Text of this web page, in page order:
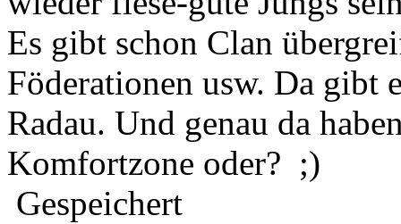
Es gibt schon Clan
Föderationen usw. Da gibt
Radau. Und genau da
Komfortzone oder? ;)
Gespeichert